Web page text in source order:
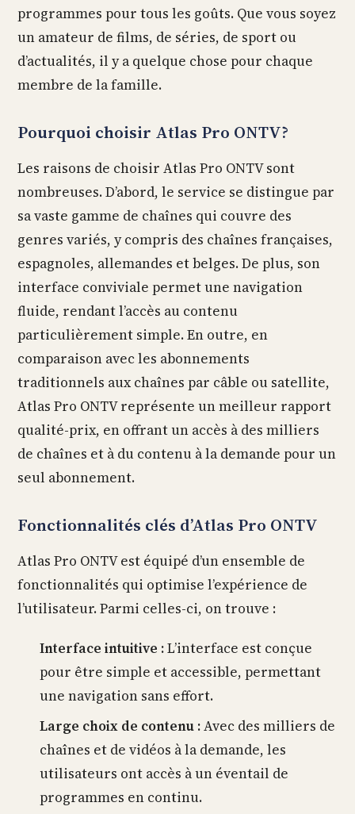
programmes pour tous les goûts. Que vous soyez
un amateur de films, de séries, de sport ou
d’actualités, il y a quelque chose pour chaque
membre de la famille.
Pourquoi choisir Atlas Pro ONTV?
Les raisons de choisir Atlas Pro ONTV sont
nombreuses. D’abord, le service se distingue par
sa vaste gamme de chaînes qui couvre des
genres variés, y compris des chaînes françaises,
espagnoles, allemandes et belges. De plus, son
interface conviviale permet une navigation
fluide, rendant l’accès au contenu
particulièrement simple. En outre, en
comparaison avec les abonnements
traditionnels aux chaînes par câble ou satellite,
Atlas Pro ONTV représente un meilleur rapport
qualité-prix, en offrant un accès à des milliers
de chaînes et à du contenu à la demande pour un
seul abonnement.
Fonctionnalités clés d’Atlas Pro ONTV
Atlas Pro ONTV est équipé d’un ensemble de
fonctionnalités qui optimise l’expérience de
l’utilisateur. Parmi celles-ci, on trouve :
Interface intuitive :L’interface est conçue
pour être simple et accessible, permettant
une navigation sans effort.
Large choix de contenu :Avec des milliers de
chaînes et de vidéos à la demande, les
utilisateurs ont accès à un éventail de
programmes en continu.